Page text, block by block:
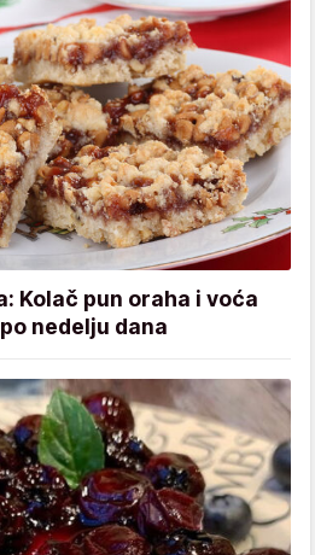
Kolač pun oraha i voća
nedelju dana